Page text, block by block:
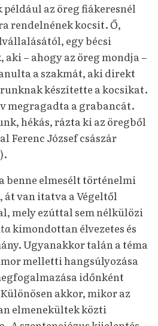
az öreg fiákeresnél
rendelnének kocsit. Ő,
egy bécsi
– ahogy az öreg mondja –
a szakmát, aki direkt
készítette a kocsikat.
megragadta a grabancát.
hékás, rázta ki az öregből
Ferenc József császár
benne elmesélt történelmi
át van itatva a Végeltől
mely ezúttal sem nélkülözi
kimondottan élvezetes és
Ugyanakkor talán a téma
melletti hangsúlyozása
időnként
akkor, mikor az
elmenekültek közti